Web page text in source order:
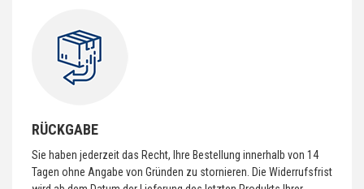
RÜCKGABE
Sie haben jederzeit das Recht, Ihre Bestellung innerhalb von 14
Tagen ohne Angabe von Gründen zu stornieren. Die Widerrufsfrist